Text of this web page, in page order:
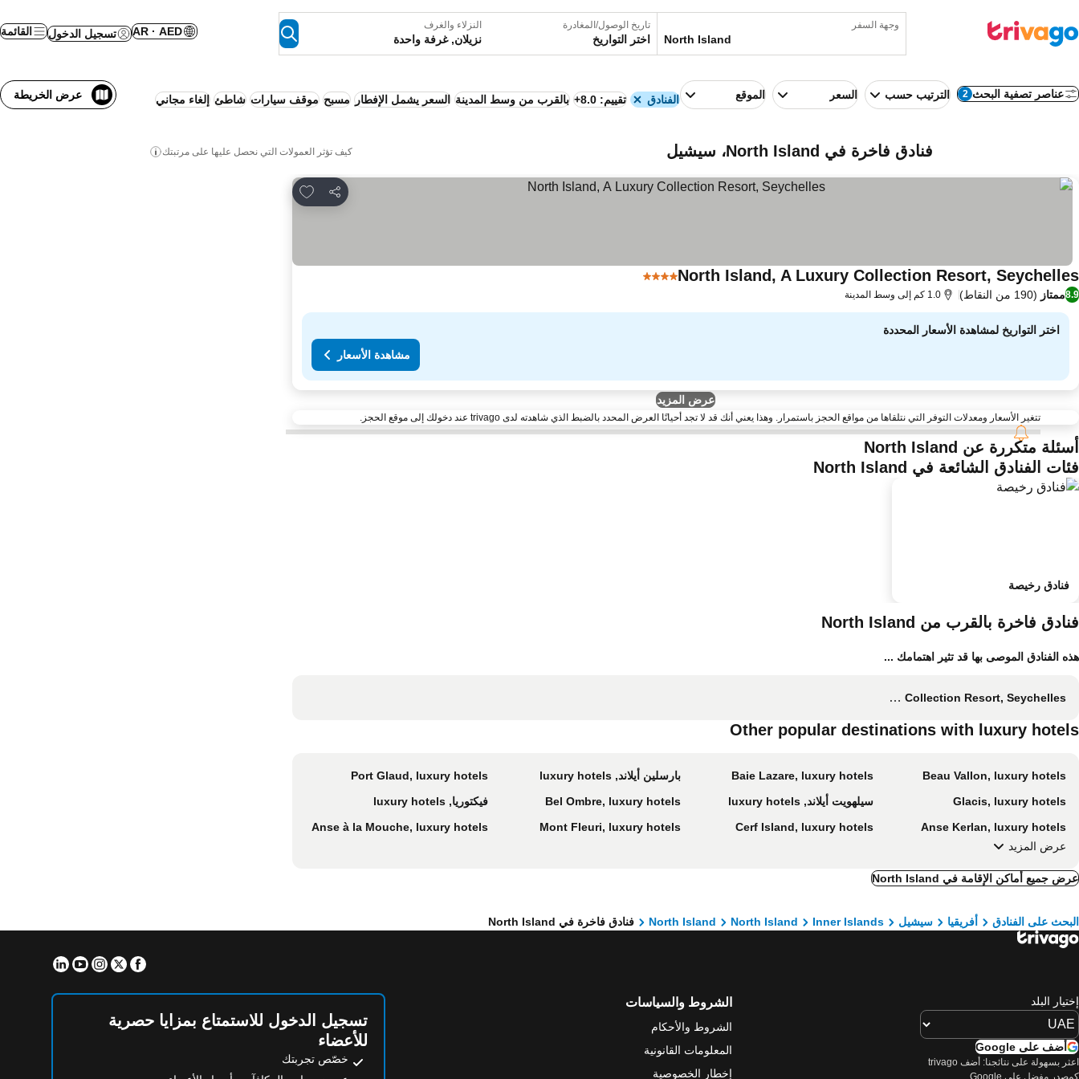
وجهة السفر تاريخ الوصول/المغادرة
اختر التواريخ
النزلاء والغرف
نزيلان, غرفة واحدة
AR · AED تسجيل الدخول القائمة
عناصر تصفية البحث 2 الترتيب حسب السعر الموقع الفنادق تقييم: 8.0+ بالقرب من وسط المدينة السعر يشمل الإفطار مسبح موقف سيارات شاطئ إلغاء مجاني عرض الخريطة
فنادق فاخرة في North Island، سيشيل كيف تؤثر العمولات التي نحصل عليها على مرتبتك
مشاركة
Add to favorites
North Island, A Luxury Collection Resort, Seychelles4 عدد النجوم
8.9ممتاز (190 من النقاط) 1.0 كم إلى وسط المدينة
اختر التواريخ لمشاهدة الأسعار المحددة
مشاهدة الأسعار
عرض المزيد
تتغير الأسعار ومعدلات التوفر التي نتلقاها من مواقع الحجز باستمرار. وهذا يعني أنك قد لا تجد أحيانًا العرض المحدد بالضبط الذي شاهدته لدى trivago عند دخولك إلى موقع الحجز.
أسئلة متكررة عن North Island
فئات الفنادق الشائعة في North Island
فنادق رخيصة
فنادق فاخرة بالقرب من North Island
هذه الفنادق الموصى بها قد تثير اهتمامك ...
North Island, A Luxury Collection Resort, Seychelles
Other popular destinations with luxury hotels
Beau Vallon, luxury hotels
Baie Lazare, luxury hotels بارسلين أيلاند, luxury hotels
Port Glaud, luxury hotels
Glacis, luxury hotels
سيلهويت أيلاند, luxury hotels Bel Ombre, luxury hotels
فيكتوريا, luxury hotels
Anse Kerlan, luxury hotels
Cerf Island, luxury hotels
Mont Fleuri, luxury hotels
Anse à la Mouche, luxury hotels
عرض المزيد
عرض جميع أماكن الإقامة في North Island
البحث على الفنادق أفريقيا سيشيل Inner Islands
North Island
North Island فنادق فاخرة في North Island
Facebook
Twitter
Instagram
Youtube
إختيار البلد
أضف على Google
اعثر بسهولة على نتائجنا: أضف trivago
كمصدر مفضل على Google.
الشروط والسياسات
الشروط والأحكام
المعلومات القانونية
إخطار الخصوصية
تسجيل الدخول للاستمتاع بمزايا حصرية
للأعضاء
خصّص تجربتك